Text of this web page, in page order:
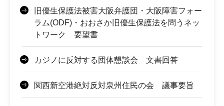
旧優生保護法被害大阪弁護団・大阪障害フォー
ラム(ODF)・おおさか旧優生保護法を問うネッ
トワーク 要望書
カジノに反対する団体懇談会 文書回答
関西新空港絶対反対泉州住民の会 議事要旨